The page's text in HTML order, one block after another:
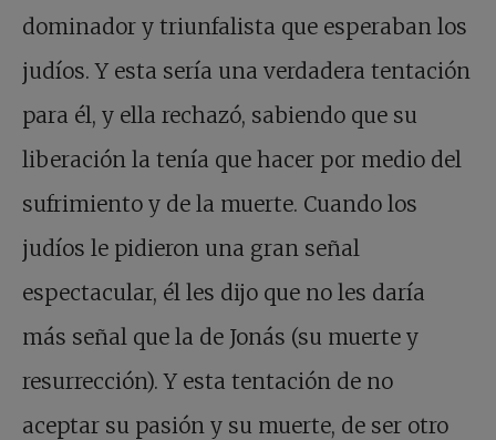
dominador y triunfalista que esperaban los
judíos. Y esta sería una verdadera tentación
para él, y ella rechazó, sabiendo que su
liberación la tenía que hacer por medio del
sufrimiento y de la muerte. Cuando los
judíos le pidieron una gran señal
espectacular, él les dijo que no les daría
más señal que la de Jonás (su muerte y
resurrección). Y esta tentación de no
aceptar su pasión y su muerte, de ser otro